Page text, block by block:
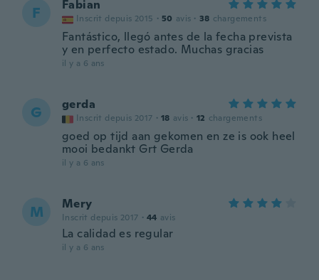
F Fabian
Inscrit depuis 2015 · 50 avis · 38 chargements
Fantástico, llegó antes de la fecha prevista
y en perfecto estado. Muchas gracias
il y a 6 ans
G gerda
Inscrit depuis 2017 · 18 avis · 12 chargements
goed op tijd aan gekomen en ze is ook heel
mooi bedankt Grt Gerda
il y a 6 ans
M Mery
Inscrit depuis 2017 · 44 avis
La calidad es regular
il y a 6 ans